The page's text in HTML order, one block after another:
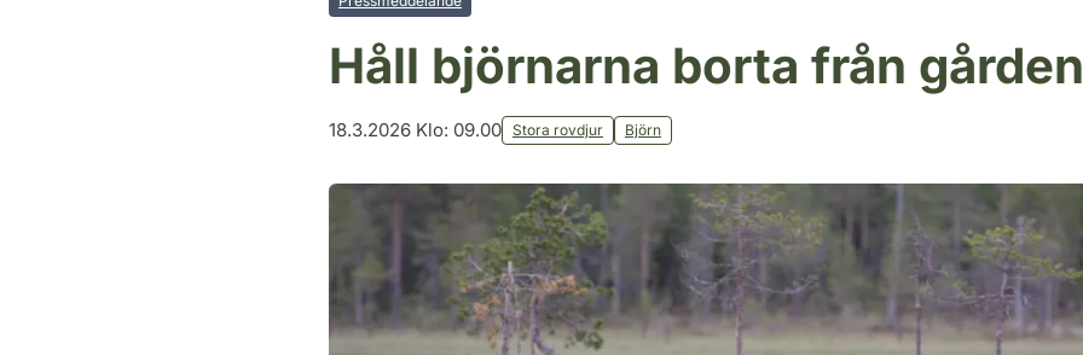
Håll björnarna borta från gården
18.3.2026 Klo: 09.00 Stora rovdjur Björn